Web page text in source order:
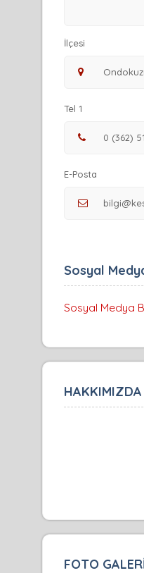
İlçesi
Tel 1
E-Posta
Sosyal
Sosyal Medya
HAKKIMIZDA
FOTO